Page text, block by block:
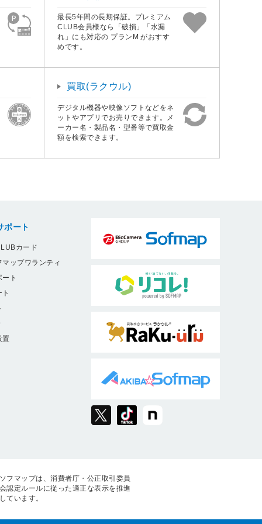
最長5年間の長期保証。プレミアム
CLUB会員様なら「破損」「水漏
れ」にも対応の プランM がおすす
めです。
買取(ラクウル)
デジタル機器や映像ソフトなどをネ
ットやアプリでお売りできます。メ
ーカー名・製品名・型番等で買取金
額を検索できます。
ポート
カード
ップワランティ
ト
置
ソフマップは、消費者庁・公正取引委員
会認定ルールに従った適正な表示を推進
しています。